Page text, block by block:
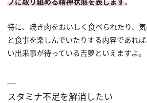
特に、焼き肉をおいしく食べられたり、
と食事を楽しんでいたりする内容であれ
い出来事が待っている吉夢といえますよ。
スタミナ不足を解消したい